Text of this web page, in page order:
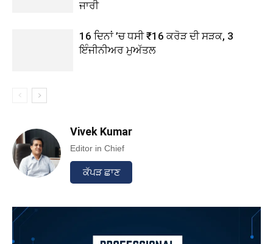
ਜਾਰੀ
16 ਦਿਨਾਂ ’ਚ ਧਸੀ ₹16 ਕਰੋੜ ਦੀ ਸੜਕ, 3
ਇੰਜੀਨੀਅਰ ਮੁਅੱਤਲ
Vivek Kumar
Editor in Chief
ਕੱਪੜ ਛਾਣ